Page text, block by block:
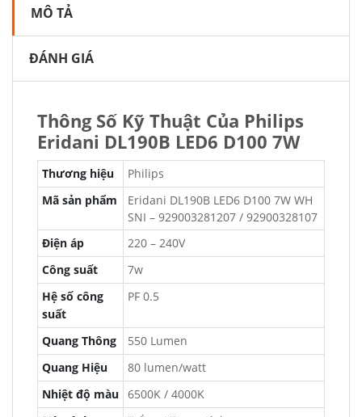
MÔ TẢ
ĐÁNH GIÁ
Thông Số Kỹ Thuật Của Philips
Eridani DL190B LED6 D100 7W
Thương hiệu
Philips
Mã sản phẩm
Eridani DL190B LED6 D100 7W WH
SNI – 929003281207 / 92900328107
Điện áp
220 – 240V
Công suất
7w
Hệ số công
suất
PF 0.5
Quang Thông
550 Lumen
Quang Hiệu
80 lumen/watt
Nhiệt độ màu 6500K / 4000K